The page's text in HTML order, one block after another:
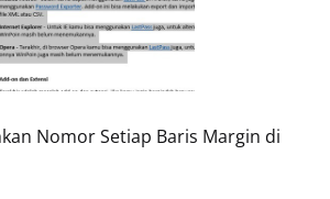
Nomor Setiap Baris Margin di